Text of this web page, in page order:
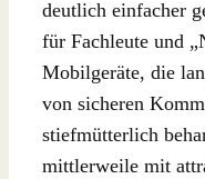
deutlich einfacher
für Fachleute und
Mobilgeräte, die
von sicheren
stiefmütterlich
mittlerweile mit